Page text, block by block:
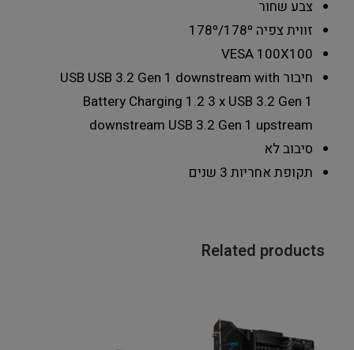
צבע שחור
זווית צפיה 178º/178º
VESA 100X100
חיבור USB USB 3.2 Gen 1 downstream with
Battery Charging 1.2 3 x USB 3.2 Gen 1
downstream USB 3.2 Gen 1 upstream
סיבובלא
תקופת אחריות 3 שנים
Related products